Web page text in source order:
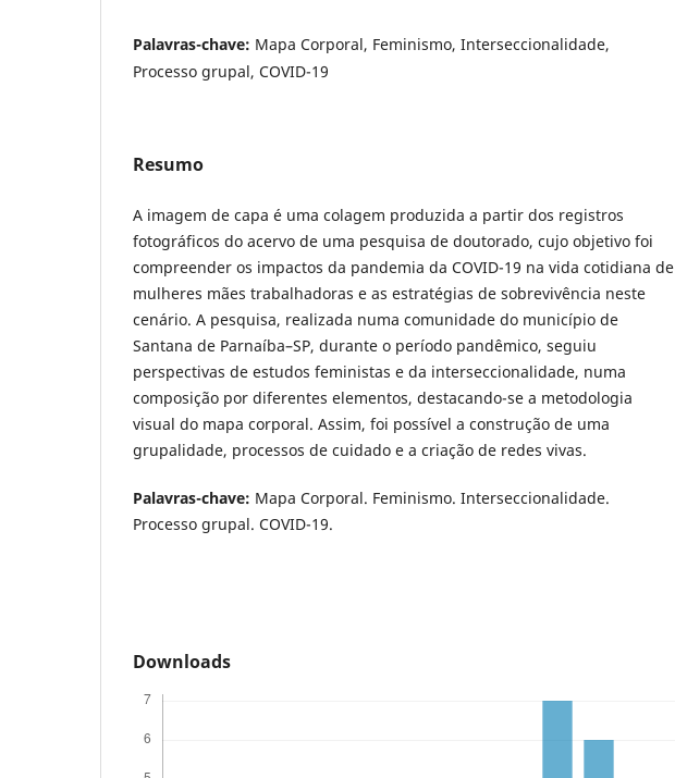
Palavras-chave: Mapa Corporal, Feminismo, Interseccionalidade,
Processo grupal, COVID-19
Resumo
A imagem de capa é uma colagem produzida a partir dos registros
fotográficos do acervo de uma pesquisa de doutorado, cujo objetivo foi
compreender os impactos da pandemia da COVID-19 na vida cotidiana de
mulheres mães trabalhadoras e as estratégias de sobrevivência neste
cenário. A pesquisa, realizada numa comunidade do município de
Santana de Parnaíba–SP, durante o período pandêmico, seguiu
perspectivas de estudos feministas e da interseccionalidade, numa
composição por diferentes elementos, destacando-se a metodologia
visual do mapa corporal. Assim, foi possível a construção de uma
grupalidade, processos de cuidado e a criação de redes vivas.
Palavras-chave: Mapa Corporal. Feminismo. Interseccionalidade.
Processo grupal. COVID-19.
Downloads